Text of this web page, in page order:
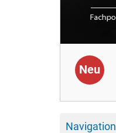
Neu
Navigation